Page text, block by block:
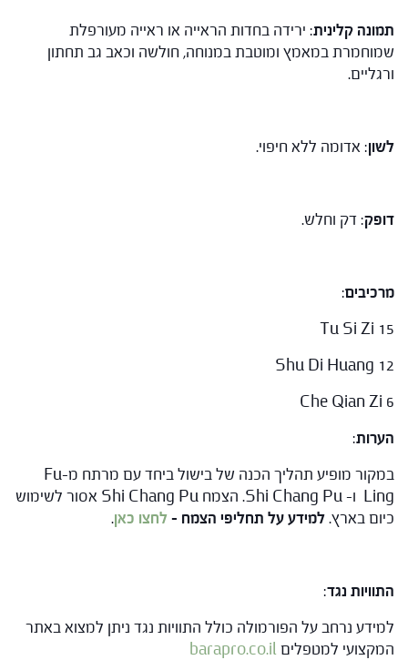
תמונה קלינית: ירידה בחדות הראייה או ראייה מעורפלת
שמוחמרת במאמץ ומוטבת במנוחה, חולשה וכאב גב תחתון
ורגליים.
לשון: אדומה ללא חיפוי.
דופק: דק וחלש.
מרכיבים:
Tu Si Zi 15
Shu Di Huang 12
Che Qian Zi 6
הערות:
במקור מופיע תהליך הכנה של בישול ביחד עם מרתח מ-Fu
Ling ו- Shi Chang Pu. הצמח Shi Chang Pu אסור לשימוש
כיום בארץ.למידע על תחליפי הצמח –לחצו כאן.
התוויות נגד:
למידע נרחב על הפורמולה כולל התוויות נגד ניתן למצוא באתר
המקצועי למטפליםbarapro.co.il